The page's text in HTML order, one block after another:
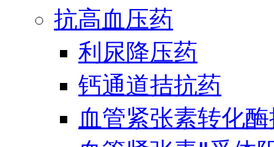
抗高血压药
利尿降压药
钙通道拮抗药
血管紧张素转化